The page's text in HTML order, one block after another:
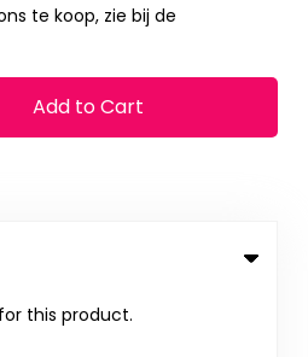
te koop, zie bij de
Add to Cart
this product.